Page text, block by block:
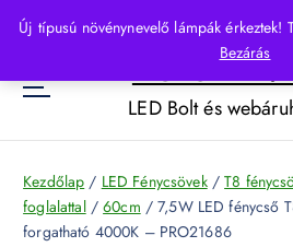
Új típusú növénynevelő lámpák érkeztek!
Bezárás
p
o
LED Bolt és
Kezdőlap / LED Fénycsövek/T8
foglalattal/60cm / 7,5W LED fénycső
forgatható 4000K – PRO21686